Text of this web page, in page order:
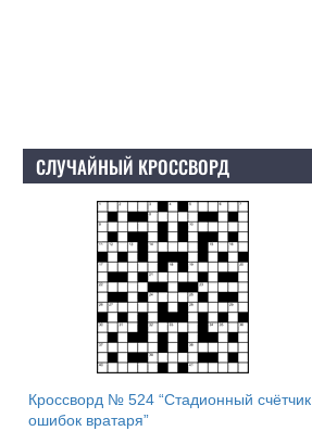
СЛУЧАЙНЫЙ КРОССВОРД
Кроссворд № 524 “Стадионный счётчик
ошибок вратаря”